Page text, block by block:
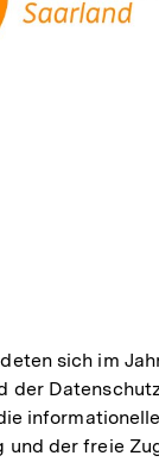
sich im
der
informationelle
und der freie